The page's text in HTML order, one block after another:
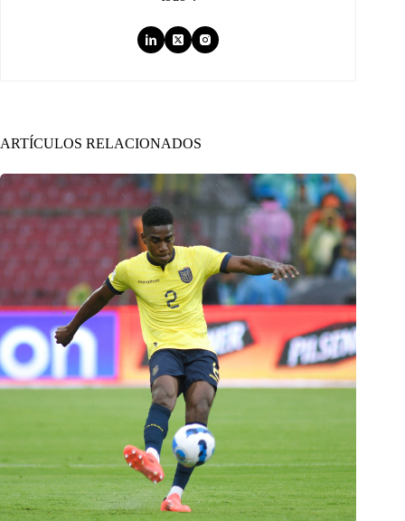
ARTÍCULOS RELACIONADOS